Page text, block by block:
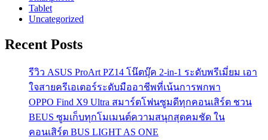
Tablet
Uncategorized
Recent Posts
รีวิว ASUS ProArt PZ14 โน๊ตบุ๊ค 2-in-1 ระดับพรีเมี่ยม เอา
ใจสายครีเอเตอร์ระดับมืออาชีพที่เน้นการพกพา
OPPO Find X9 Ultra สมาร์ตโฟนซูมดีทุกคอนเสิร์ต ชวน
BEUS ซูมเก็บทุกโมเมนต์ความสนุกสุดคมชัด ใน
คอนเสิร์ต BUS LIGHT AS ONE